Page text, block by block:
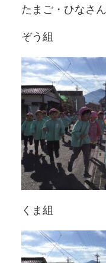
たまご・ひなさ
ぞう組
くま組